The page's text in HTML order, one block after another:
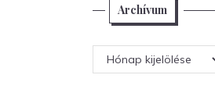
Archívum
Archívum